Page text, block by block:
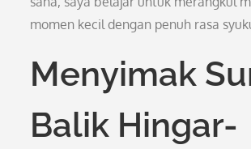
momen kecil dengan penuh rasa
Menyimak
Balik Hingar-